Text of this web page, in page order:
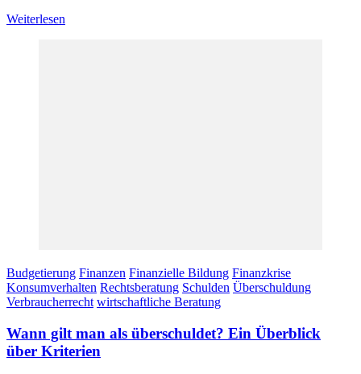
Weiterlesen
Budgetierung Finanzen Finanzielle Bildung Finanzkrise
Konsumverhalten Rechtsberatung Schulden Überschuldung
Verbraucherrecht wirtschaftliche Beratung
Wann gilt man als überschuldet? Ein Überblick
über Kriterien